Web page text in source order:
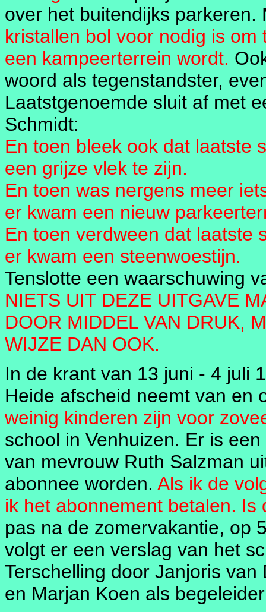
over het buitendijks
kristallen bol voor nodig is
een kampeerterrein wordt.
woord als tegenstandster,
Laatstgenoemde sluit af met
Schmidt:
En toen bleek ook dat laatste
een grijze vlek te zijn.
En toen was nergens meer
er kwam een nieuw
En toen verdween dat laatste
er kwam een steenwoestijn.
Tenslotte een waarschuwing
NIETS UIT DEZE UITGAVE
DOOR MIDDEL VAN DRUK,
WIJZE DAN OOK.
In de krant van 13 juni - 4 juli
Heide afscheid neemt van en
weinig kinderen zijn voor
school in Venhuizen. Er is
van mevrouw Ruth Salzman
abonnee worden. Als ik de
ik het abonnement betalen. Is
pas na de zomervakantie, op
volgt er een verslag van het
Terschelling door Janjoris
en Marjan Koen als